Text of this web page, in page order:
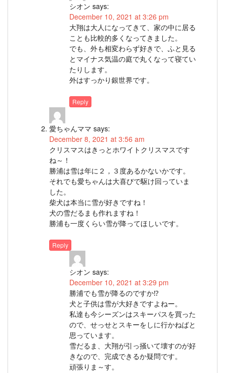
シオン says:
December 10, 2021 at 3:26 pm
大翔は大人になってきて、家の中に居る
ことも比較的多くなってきました。
でも、外も相変わらず好きで、ふと見る
とマイナス気温の庭で丸くなって寝てい
たりします。
外はすっかり銀世界です。
Reply
愛ちゃんママ says:
December 8, 2021 at 3:56 am
クリスマスはきっとホワイトクリスマスです
ね～！
勝浦は雪は年に２，３度あるかないかです。
それでも愛ちゃんは大喜びで駆け回っていま
した。
柴犬は本当に雪が好きですね！
犬の雪だるまも作れますね！
勝浦も一度くらい雪が降ってほしいです。
Reply
シオン says:
December 10, 2021 at 3:29 pm
勝浦でも雪が降るのですか⁉
犬と子供は雪が大好きですよねー。
私達も今シーズンはスキーパスを買った
ので、せっせとスキーをしに行かねばと
思っています。
雪だるま、大翔が引っ掻いて壊すのが好
きなので、完成できるか疑問です。
頑張りま～す。